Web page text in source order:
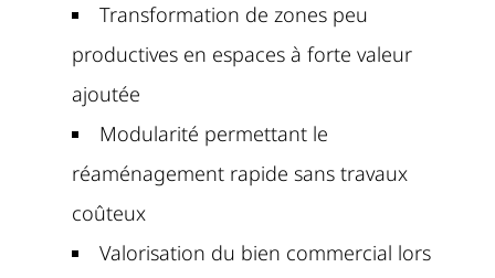
Transformation de zones peu
productives en espaces à forte valeur
ajoutée
Modularité permettant le
réaménagement rapide sans travaux
coûteux
Valorisation du bien commercial lors